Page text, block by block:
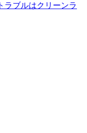
ラブルはクリーンラ